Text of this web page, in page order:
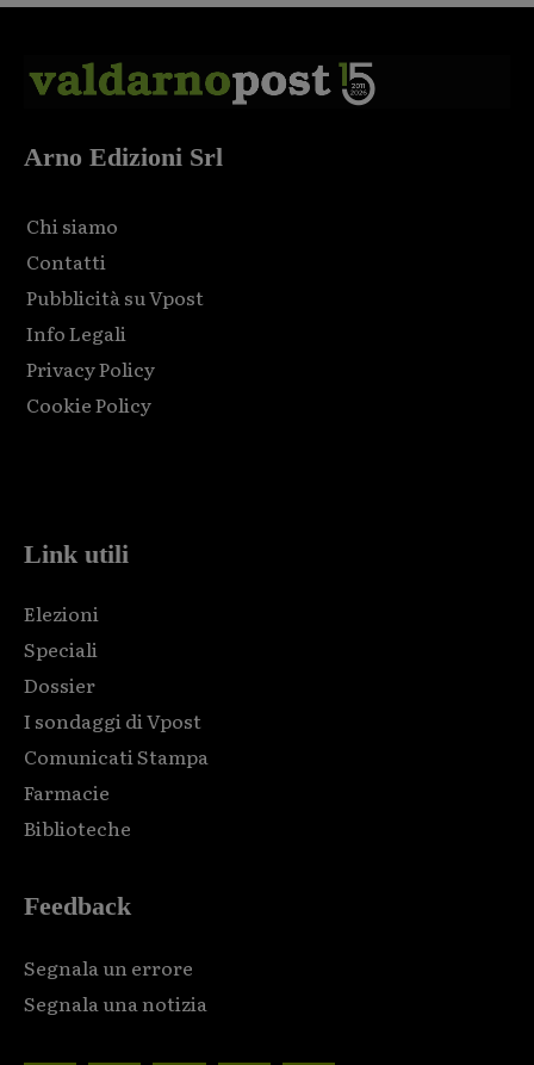
Arno Edizioni Srl
Chi siamo
Contatti
Pubblicità su Vpost
Info Legali
Privacy Policy
Cookie Policy
Link utili
Elezioni
Speciali
Dossier
I sondaggi di Vpost
Comunicati Stampa
Farmacie
Biblioteche
Feedback
Segnala un errore
Segnala una notizia